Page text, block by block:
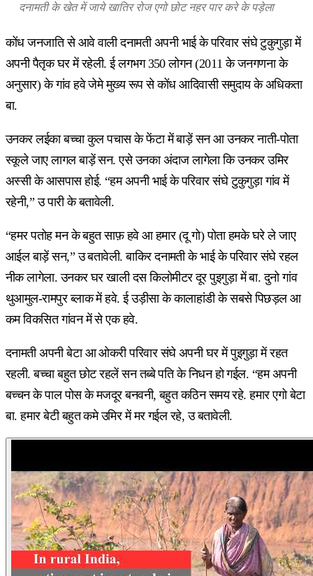
दनामती के खेत में जाये खातिर रोज एगो छोट नहर पार करे के पड़ेला
कोंध जनजाति से आवे वाली दनामती अपनी भाई के परिवार संघे टुकुगुड़ा में
अपनी पैतृक घर में रहेली. ई लगभग 350 लोगन (2011 के जनगणना के
अनुसार) के गांव हवे जेमे मुख्य रूप से कोंध आदिवासी समुदाय के अधिकता
बा.
उनकर लईका बच्चा कुल पचास के फेंटा में बाड़ें सन आ उनकर नाती-पोता
स्कूले जाए लागल बाड़ें सन. एसे उनका अंदाज लागेला कि उनकर उमिर
अस्सी के आसपास होई. “हम अपनी भाई के परिवार संघे टुकुगुड़ा गांव में
रहेनी,” उ पारी के बतावेली.
“हमर पतोह मन के बहुत साफ़ हवे आ हमार (दू गो) पोता हमके घरे ले जाए
आईल बाड़ें सन,” उ बतावेली. बाकिर दनामती के भाई के परिवार संघे रहल
नीक लागेला. उनकर घर खाली दस किलोमीटर दूर पुइगुड़ा में बा. दुनो गांव
थुआमुल-रामपुर ब्लाक में हवे. ई उड़ीसा के कालाहांडी के सबसे पिछड़ल आ
कम विकसित गांवन में से एक हवे.
दनामती अपनी बेटा आ ओकरी परिवार संघे अपनी घर में पुइगुड़ा में रहत
रहली. बच्चा बहुत छोट रहलें सन तब्बे पति के निधन हो गईल. “हम अपनी
बच्चन के पाल पोस के मजदूर बनवनी, बहुत कठिन समय रहे. हमार एगो बेटा
बा. हमार बेटी बहुत कमे उमिर में मर गईल रहे, उ बतावेली.